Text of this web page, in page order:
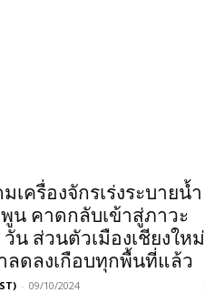
เครื่องจักรเร่งระบายน้ำ
น คาดกลับเข้าสู่ภาวะ
น ส่วนตัวเมืองเชียงใหม่
ลดลงเกือบทุกพื้นที่แล้ว
- 09/10/2024